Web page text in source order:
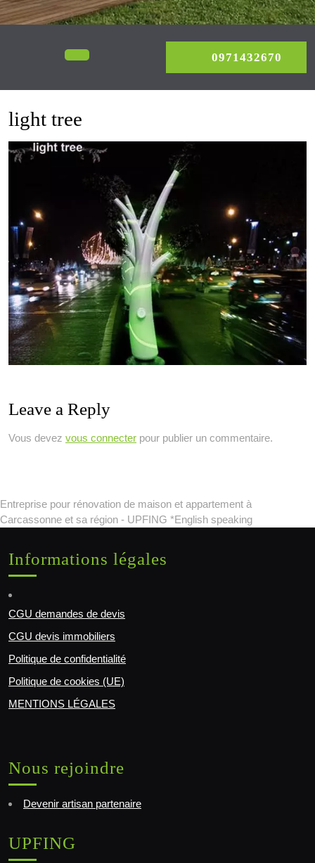
0971432670
light tree
Leave a Reply
Vous devez vous connecter pour publier un commentaire.
Entreprise pour rénovation de maison et appartement à
Carcassonne et sa région - UPFING *English speaking
Informations légales
CGU demandes de devis
CGU devis immobiliers
Politique de confidentialité
Politique de cookies (UE)
MENTIONS LÉGALES
Nous rejoindre
Devenir artisan partenaire
UPFING